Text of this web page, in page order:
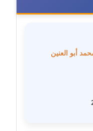
أبو العنين